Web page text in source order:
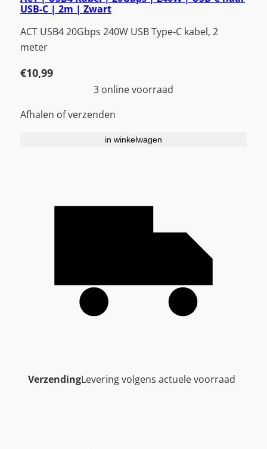
USB-C | 2m | Zwart
ACT USB4 20Gbps 240W USB Type-C kabel, 2
meter
€10,99
3 online voorraad
Afhalen of verzenden
in winkelwagen
VerzendingLevering volgens actuele voorraad